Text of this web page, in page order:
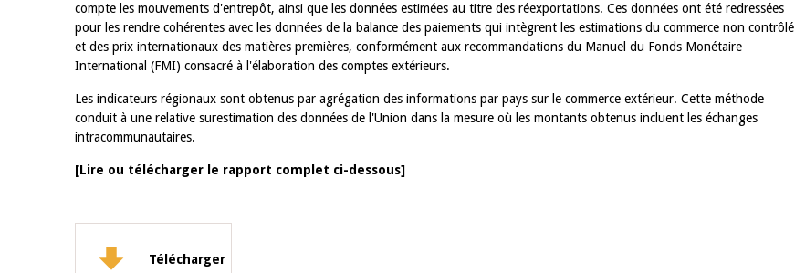
compte les mouvements d'entrepôt, ainsi que les données estimées au titre des réexportations. Ces données ont été redressées
pour les rendre cohérentes avec les données de la balance des paiements qui intègrent les estimations du commerce non contrôlé
et des prix internationaux des matières premières, conformément aux recommandations du Manuel du Fonds Monétaire
International (FMI) consacré à l'élaboration des comptes extérieurs.
Les indicateurs régionaux sont obtenus par agrégation des informations par pays sur le commerce extérieur. Cette méthode
conduit à une relative surestimation des données de l'Union dans la mesure où les montants obtenus incluent les échanges
intracommunautaires.
[Lire ou télécharger le rapport complet ci-dessous]
Télécharger